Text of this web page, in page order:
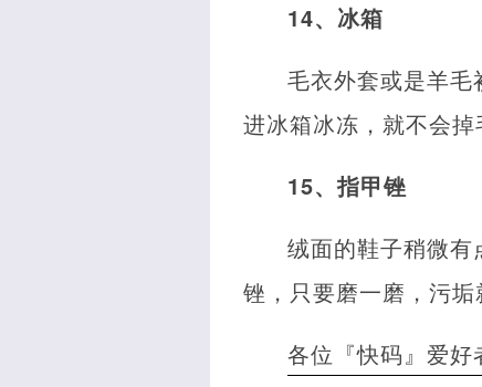
14、冰箱
毛衣外套或是羊
进冰箱冰冻，就不会掉
15、指甲锉
绒面的鞋子稍微
锉，只要磨一磨，污垢
各位『快码』爱